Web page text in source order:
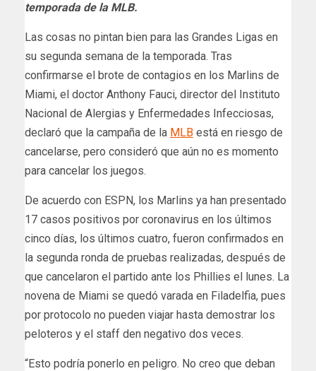
temporada de la MLB.
Las cosas no pintan bien para las Grandes Ligas en
su segunda semana de la temporada. Tras
confirmarse el brote de contagios en los Marlins de
Miami, el doctor Anthony Fauci, director del Instituto
Nacional de Alergias y Enfermedades Infecciosas,
declaró que la campaña de la MLB está en riesgo de
cancelarse, pero consideró que aún no es momento
para cancelar los juegos.
De acuerdo con ESPN, los Marlins ya han presentado
17 casos positivos por coronavirus en los últimos
cinco días, los últimos cuatro, fueron confirmados en
la segunda ronda de pruebas realizadas, después de
que cancelaron el partido ante los Phillies el lunes. La
novena de Miami se quedó varada en Filadelfia, pues
por protocolo no pueden viajar hasta demostrar los
peloteros y el staff den negativo dos veces.
“Esto podría ponerlo en peligro. No creo que deban